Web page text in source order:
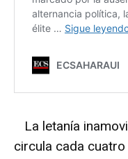
La letanía
circula cada